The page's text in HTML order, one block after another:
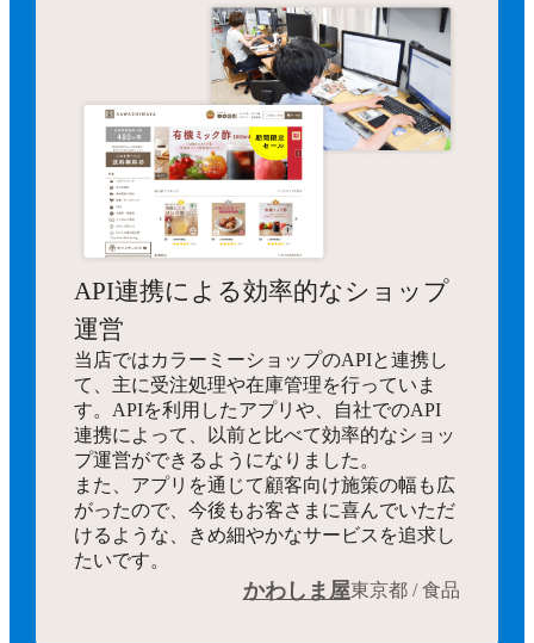
API連携による効率的なショップ
運営
当店ではカラーミーショップのAPIと連携し
て、主に受注処理や在庫管理を行っていま
す。APIを利用したアプリや、自社でのAPI
連携によって、以前と比べて効率的なショッ
プ運営ができるようになりました。
また、アプリを通じて顧客向け施策の幅も広
がったので、今後もお客さまに喜んでいただ
けるような、きめ細やかなサービスを追求し
たいです。
かわしま屋東京都 / 食品